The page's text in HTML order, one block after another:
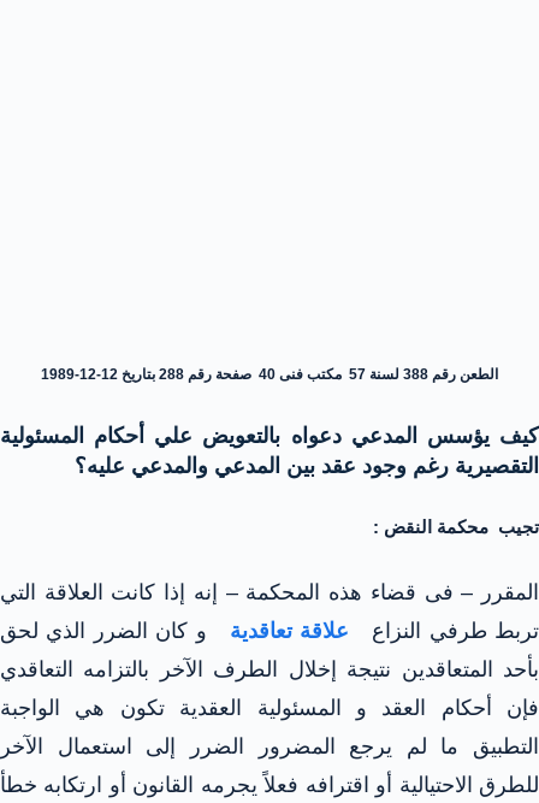
الطعن رقم 388 لسنة 57 مكتب فنى 40 صفحة رقم 288 بتاريخ 12-12-1989
كيف يؤسس المدعي دعواه بالتعويض علي أحكام المسئولية
التقصيرية رغم وجود عقد بين المدعي والمدعي عليه؟
تجيب محكمة النقض :
المقرر – فى قضاء هذه المحكمة – إنه إذا كانت العلاقة التي
تربط طرفي النزاع علاقة تعاقدية
و كان الضرر الذي لحق
بأحد المتعاقدين نتيجة إخلال الطرف الآخر بالتزامه التعاقدي
فإن أحكام العقد و المسئولية العقدية تكون هي الواجبة
التطبيق ما لم يرجع المضرور الضرر إلى استعمال الآخر
للطرق الاحتيالية أو اقترافه فعلاً يجرمه القانون أو ارتكابه خطأ